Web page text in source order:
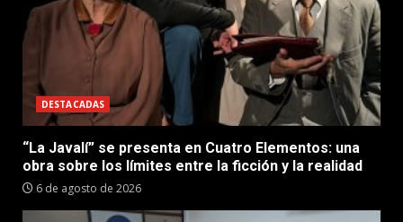
DESTACADAS
“La Javalí” se presenta en Cuatro Elementos: una
obra sobre los límites entre la ficción y la realidad
6 de agosto de 2026